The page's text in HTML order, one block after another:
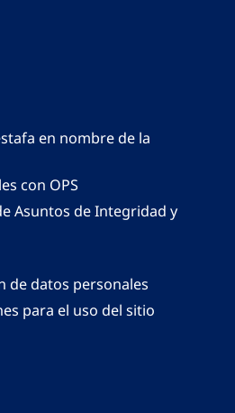
en nombre de la
con OPS
Asuntos de Integridad y
de datos personales
para el uso del sitio